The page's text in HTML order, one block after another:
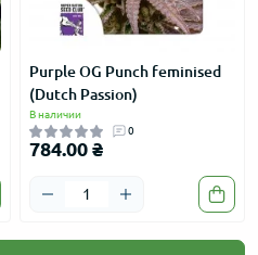
Purple OG Punch feminised
(Dutch Passion)
В наличии
0
784.00 ₴